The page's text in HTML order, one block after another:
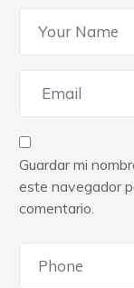
Guardar mi
este navegador
comentario.